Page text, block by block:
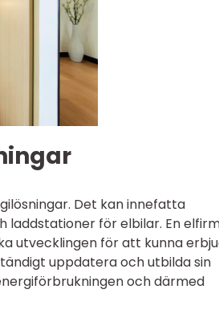
Det kan innefatta
laddstationer för elbilar. En
utvecklingen för att kunna
uppdatera och utbilda sin
och därmed